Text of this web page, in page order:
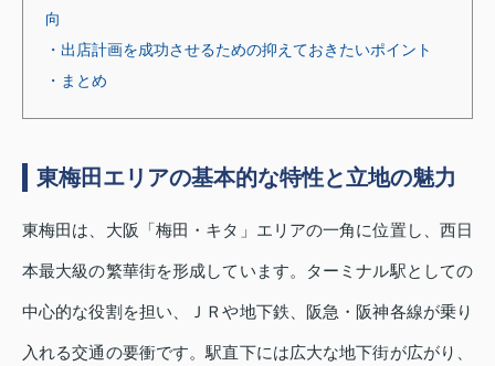
向
・出店計画を成功させるための抑えておきたいポイント
・まとめ
東梅田エリアの基本的な特性と立地の魅力
東梅田は、大阪「梅田・キタ」エリアの一角に位置し、西日
本最大級の繁華街を形成しています。ターミナル駅としての
中心的な役割を担い、ＪＲや地下鉄、阪急・阪神各線が乗り
入れる交通の要衝です。駅直下には広大な地下街が広がり、